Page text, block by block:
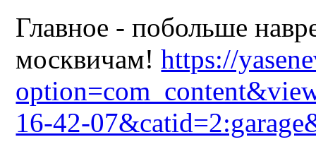
Главное - побольше
москвичам!https://
16-42-